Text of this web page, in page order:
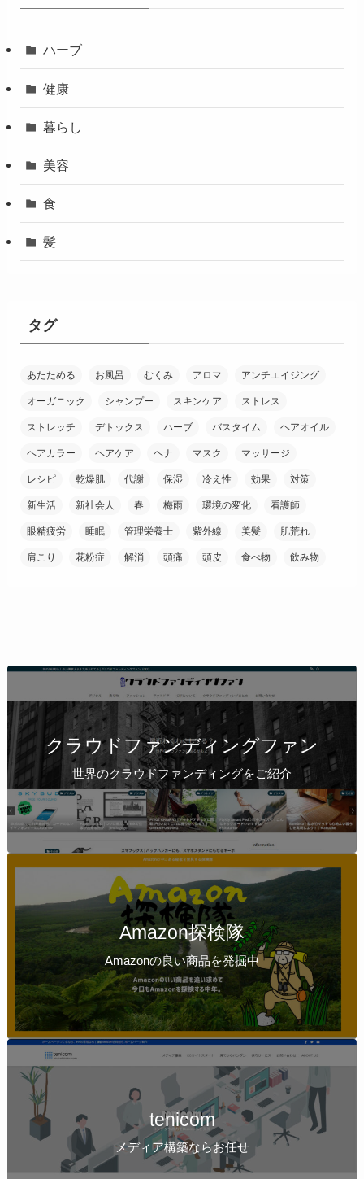
ハーブ
健康
暮らし
美容
食
髪
タグ
あたためる お風呂 むくみ アロマ アンチエイジング
オーガニック シャンプー スキンケア ストレス
ストレッチ デトックス ハーブ バスタイム ヘアオイル
ヘアカラー ヘアケア ヘナ マスク マッサージ
レシピ 乾燥肌 代謝 保湿 冷え性 効果 対策
新生活 新社会人 春 梅雨 環境の変化 看護師
眼精疲労 睡眠 管理栄養士 紫外線 美髪 肌荒れ
肩こり 花粉症 解消 頭痛 頭皮 食べ物 飲み物
クラウドファンディングファン
世界のクラウドファンディングをご紹介
Amazon探検隊
Amazonの良い商品を発掘中
tenicom
メディア構築ならお任せ